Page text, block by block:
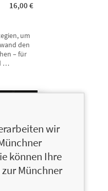
16,00 €
um
den
– für
…
wir
können Ihre
Münchner